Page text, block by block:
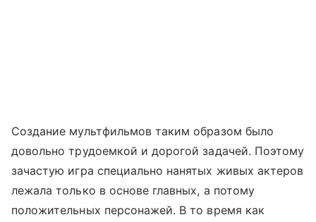
Создание мультфильмов таким образом было
довольно трудоемкой и дорогой задачей. Поэтому
зачастую игра специально нанятых живых актеров
лежала только в основе главных, а потому
положительных персонажей. В то время как